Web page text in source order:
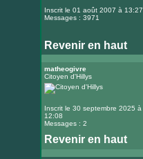
Inscrit le 01 août 2007 à 13:27
Messages : 3971
Revenir en haut
matheogivre
Citoyen d'Hillys
Inscrit le 30 septembre 2025 à
12:08
Messages : 2
Revenir en haut